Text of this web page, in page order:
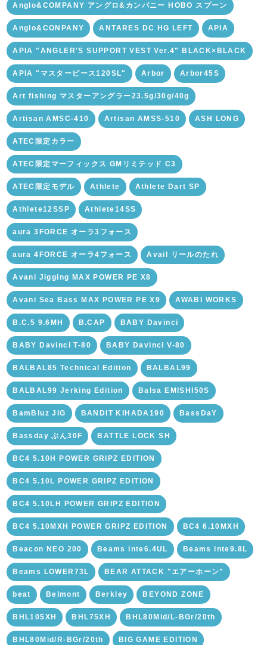
Anglo&COMPANY アングロ&カンパニー HOBO スプーン
Anglo&CONPANY ANTARES DC HG LEFT APIA
APIA "ANGLER'S SUPPORT VEST Ver.4" BLACK×BLACK
APIA "マスターピース120SL" Arbor Arbor45S
Art fishing マスターアングラー23.5g/30g/40g
Artisan AMSC-410 Artisan AMSS-510 ASH LONG
ATEC限定カラー
ATEC限定マーフィックス GMリミテッド C3
ATEC限定モデル Athlete Athlete Dart SP
Athlete12SSP Athlete14SS
aura 3FORCE オーラ3フォース
aura 4FORCE オーラ4フォース Avail リールのたれ
Avani Jigging MAX POWER PE X8
Avani Sea Bass MAX POWER PE X9 AWABI WORKS
B.C.5 9.6MH B.CAP BABY Davinci
BABY Davinci T-80 BABY Davinci V-80
BALBAL85 Technical Edition BALBAL99
BALBAL99 Jerking Edition Balsa EMISHI50S
BamBluz JIG BANDIT KIHADA190 BassDaY
Bassday ぶん30F BATTLE LOCK SH
BC4 5.10H POWER GRIPZ EDITION
BC4 5.10L POWER GRIPZ EDITION
BC4 5.10LH POWER GRIPZ EDITION
BC4 5.10MXH POWER GRIPZ EDITION BC4 6.10MXH
Beacon NEO 200 Beams inte6.4UL Beams inte9.8L
Beams LOWER73L BEAR ATTACK "エアーホーン"
beat Belmont Berkley BEYOND ZONE
BHL105XH BHL75XH BHL80Mid/L-BGr/20th
BHL80Mid/R-BGr/20th BIG GAME EDITION